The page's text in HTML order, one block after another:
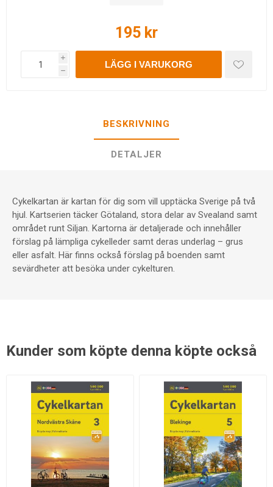
195 kr
i
h
LÄGG I VARUKORG
BESKRIVNING
DETALJER
Cykelkartan är kartan för dig som vill upptäcka Sverige på två
hjul. Kartserien täcker Götaland, stora delar av Svealand samt
området runt Siljan. Kartorna är detaljerade och innehåller
förslag på lämpliga cykelleder samt deras underlag – grus
eller asfalt. Här finns också förslag på boenden samt
sevärdheter att besöka under cykelturen.
Kunder som köpte denna köpte också